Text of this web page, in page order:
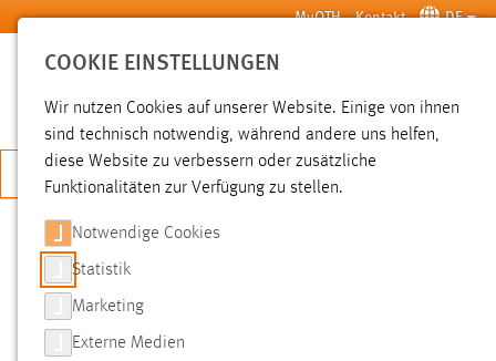
Zum Hauptinhalt springen MyOTH Kontakt DE
SUCHE
JETZT BEWERBEN
SUCHE
FILTER
COOKIE EINSTELLUNGEN
Wir nutzen Cookies auf unserer Website. Einige von ihnen
sind technisch notwendig, während andere uns helfen,
diese Website zu verbessern oder zusätzliche
Funktionalitäten zur Verfügung zu stellen.
Notwendige Cookies
Statistik
Marketing
Externe Medien